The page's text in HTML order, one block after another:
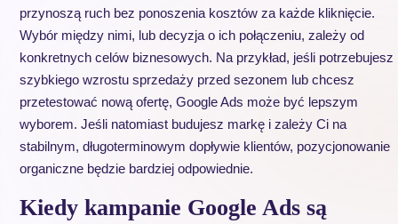
przynoszą ruch bez ponoszenia kosztów za każde kliknięcie.
Wybór między nimi, lub decyzja o ich połączeniu, zależy od
konkretnych celów biznesowych. Na przykład, jeśli potrzebujesz
szybkiego wzrostu sprzedaży przed sezonem lub chcesz
przetestować nową ofertę, Google Ads może być lepszym
wyborem. Jeśli natomiast budujesz markę i zależy Ci na
stabilnym, długoterminowym dopływie klientów, pozycjonowanie
organiczne będzie bardziej odpowiednie.
Kiedy kampanie Google Ads są